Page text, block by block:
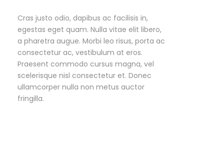
Cras justo odio, dapibus ac facilisis in,
egestas eget quam. Nulla vitae elit libero,
a pharetra augue. Morbi leo risus, porta ac
consectetur ac, vestibulum at eros.
Praesent commodo cursus magna, vel
scelerisque nisl consectetur et. Donec
ullamcorper nulla non metus auctor
fringilla.